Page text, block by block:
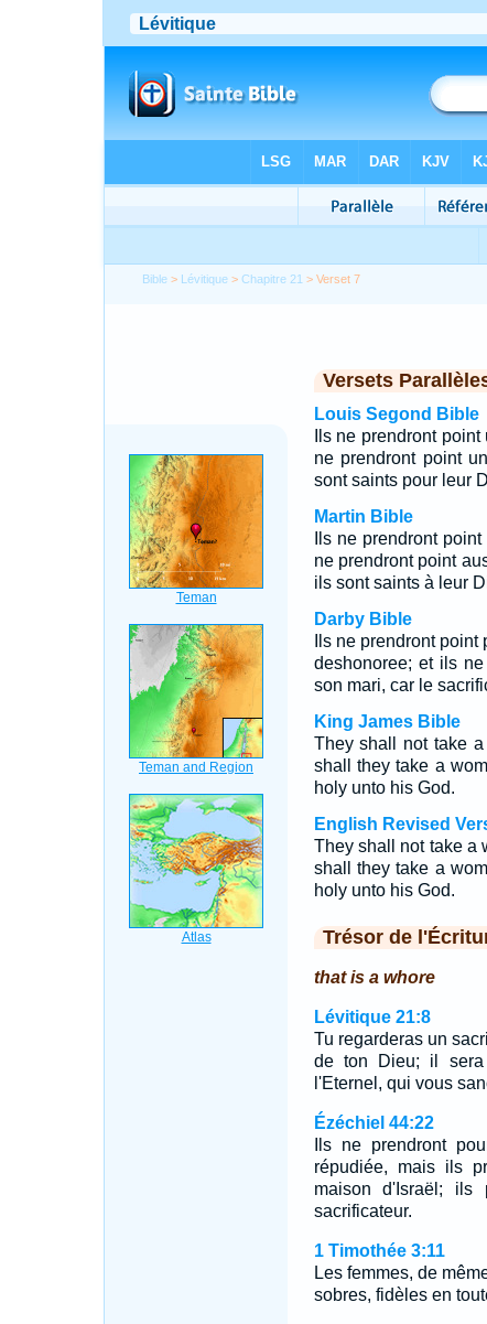
Bible > Lévitique >Chapitre 21 > Verset 7
Versets
Louis Segond Bible
Ils ne prendront
ne prendront point
sont saints pour leur
Martin Bible
Ils ne prendront
ne prendront point
ils sont saints à leur
Darby Bible
Ils ne prendront
deshonoree; et ils
son mari, car le
King James Bible
They shall not take
shall they take a
holy unto his God.
English Revised
They shall not take a
shall they take a
holy unto his God.
Trésor de
that is a whore
Lévitique 21:8
Tu regarderas un
de ton Dieu; il
l'Eternel, qui vous
Ézéchiel 44:22
Ils ne prendront
répudiée, mais ils
maison d'Israël; ils
sacrificateur.
1 Timothée 3:11
Les femmes, de
sobres, fidèles en